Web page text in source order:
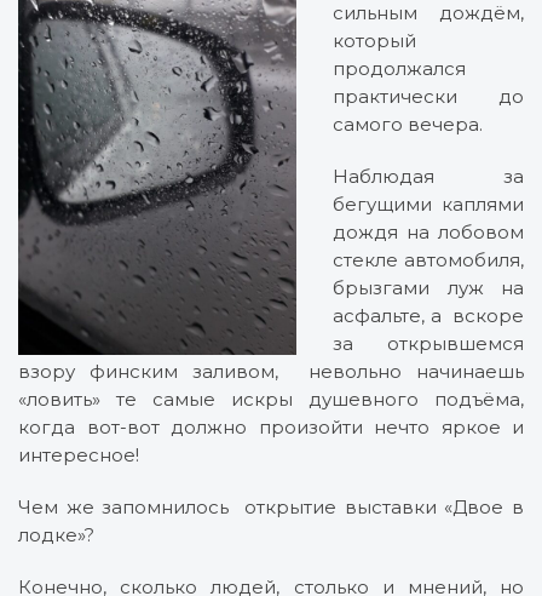
сильным дождём,
который
продолжался
практически до
самого вечера.
Наблюдая за
бегущими каплями
дождя на лобовом
стекле автомобиля,
брызгами луж на
асфальте, а вскоре
за открывшемся
взору финским заливом, невольно начинаешь
«ловить» те самые искры душевного подъёма,
когда вот-вот должно произойти нечто яркое и
интересное!
Чем же запомнилось открытие выставки «Двое в
лодке»?
Конечно, сколько людей, столько и мнений, но